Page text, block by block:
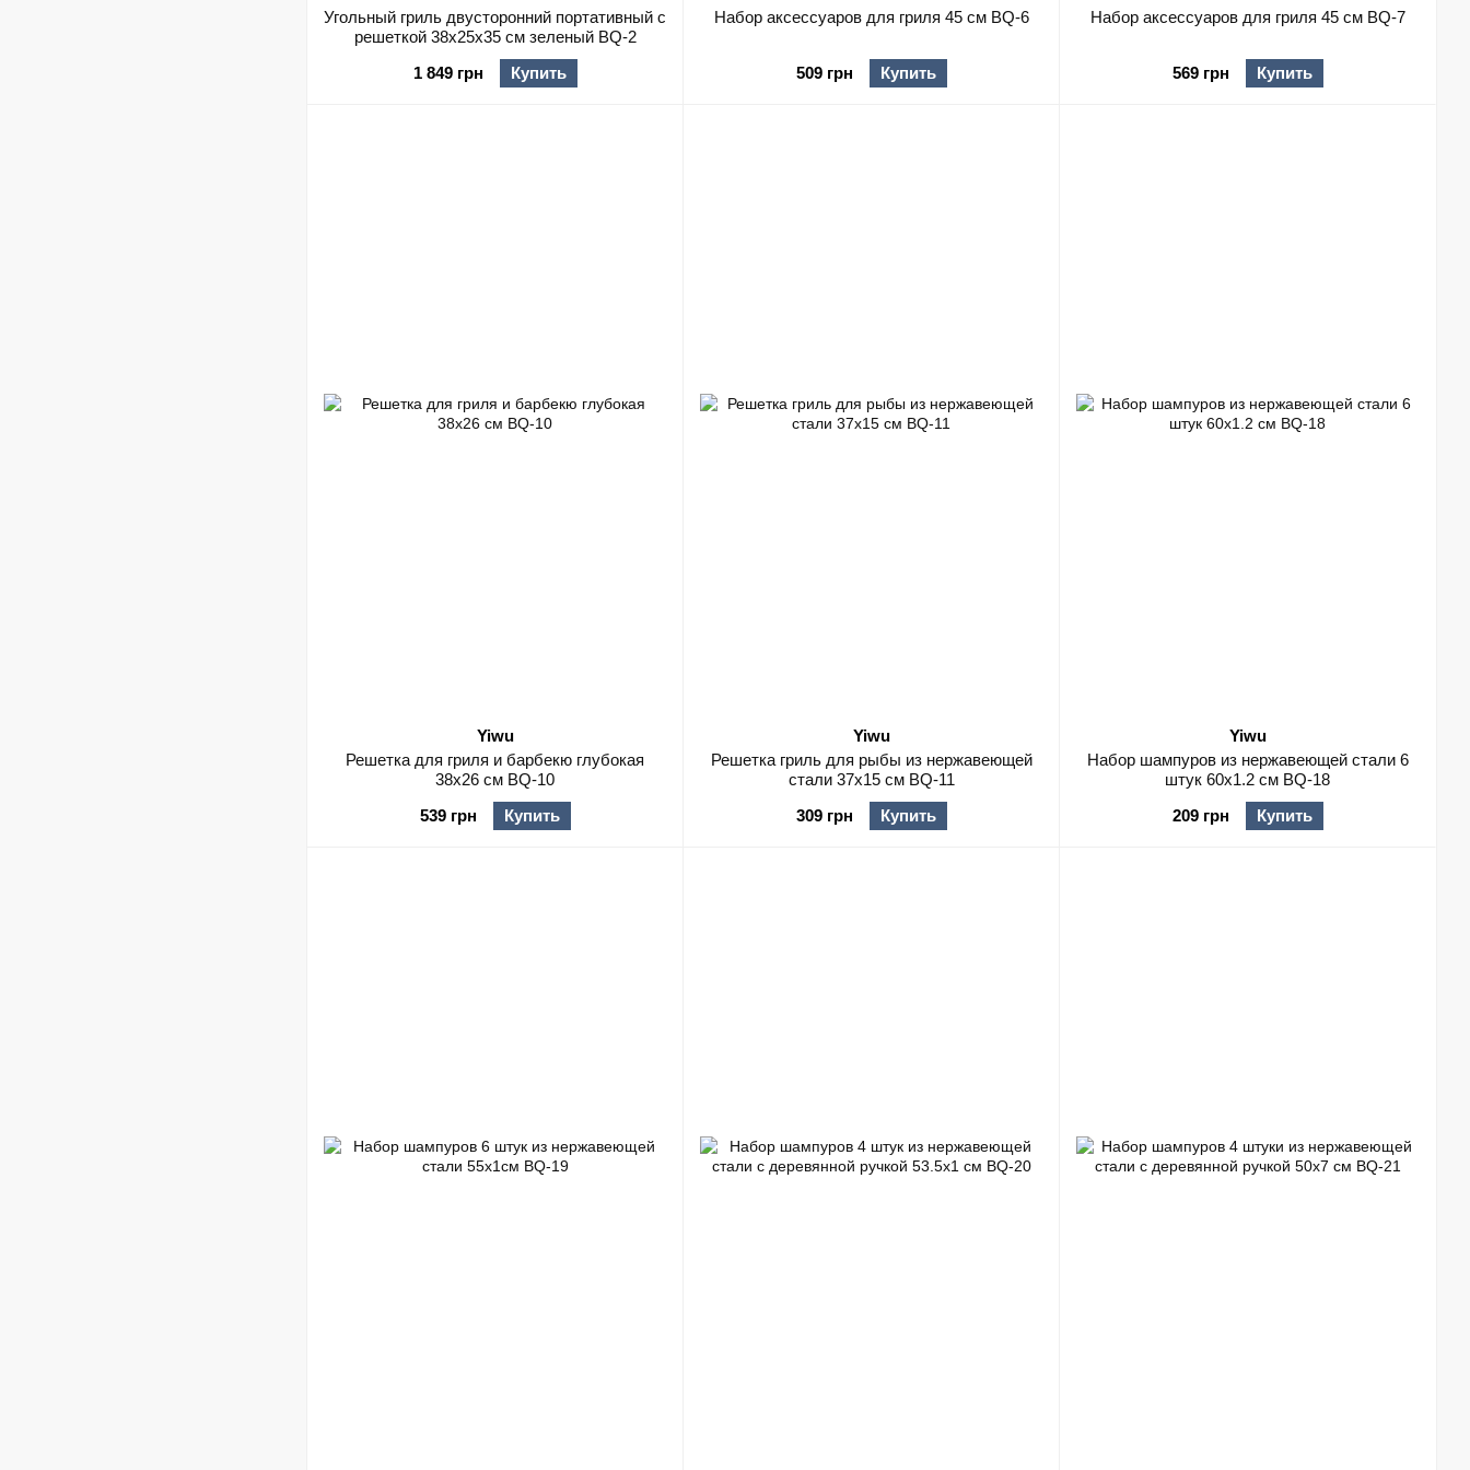
Угольный гриль двусторонний портативный с
решеткой 38x25x35 см зеленый BQ-2
1 849 грн
Купить
Набор аксессуаров для гриля 45 см BQ-6
509 грн Купить
Набор аксессуаров для гриля 45 см BQ-7
569 грн Купить
Yiwu
Решетка для гриля и барбекю глубокая
38х26 см BQ-10
539 грн
Купить
Yiwu
Решетка гриль для рыбы из нержавеющей
стали 37х15 см BQ-11
309 грн
Купить
Yiwu
Набор шампуров из нержавеющей стали 6
штук 60х1.2 см BQ-18
209 грн
Купить